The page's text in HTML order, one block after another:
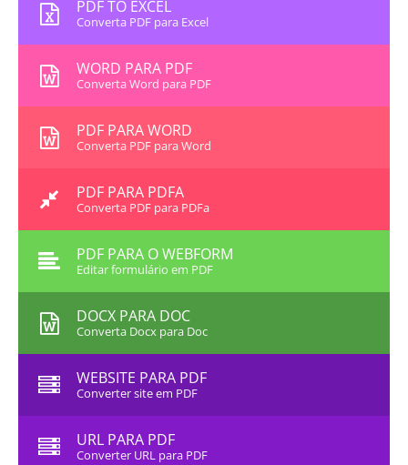
PDF TO EXCEL
Converta PDF para Excel
WORD PARA PDF
Converta Word para PDF
PDF PARA WORD
Converta PDF para Word
PDF PARA PDFA
Converta PDF para PDFa
PDF PARA O WEBFORM
Editar formulário em PDF
DOCX PARA DOC
Converta Docx para Doc
WEBSITE PARA PDF
Converter site em PDF
URL PARA PDF
Converter URL para PDF